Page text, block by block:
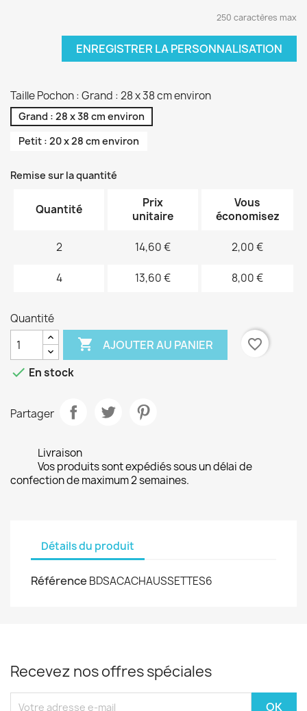
250 caractères max
ENREGISTRER LA PERSONNALISATION
Taille Pochon : Grand : 28 x 38 cm environ
Grand : 28 x 38 cm environ
Petit : 20 x 28 cm environ
Remise sur la quantité
Quantité
Prix
unitaire
Vous
économisez
2 14,60 € 2,00 €
4 13,60 € 8,00 €
Quantité
 AJOUTER AU PANIER
favorite_border
 En stock
Partager
Livraison
Vos produits sont expédiés sous un délai de
confection de maximum 2 semaines.
Détails du produit
Référence BDSACACHAUSSETTES6
Recevez nos offres spéciales